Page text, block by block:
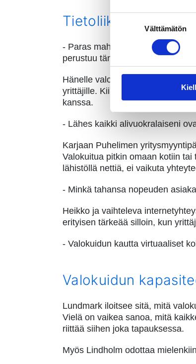
Suostumuksen
Välttämätön
Tietoliikenneyhteys
- Paras mahdollinen
perustuu tänä päivänä
Hänelle valokuidun valinta oli
yrittäjille. Kiinteistössä valmiin
kanssa.
- Lähes kaikki alivuokralaiseni
Karjaan Puhelimen
Valokuitua pitkin omaan kotiin
lähistöllä nettiä, ei vaikuta
- Minkä tahansa nopeuden
Heikko ja vaihteleva
erityisen tärkeää silloin, kun
- Valokuidun kautta virtuaaliset
Valokuidun
Lundmark iloitsee sitä, mitä
Vielä on vaikea sanoa, mitä
riittää siihen joka tapauksessa.
Myös Lindholm odottaa